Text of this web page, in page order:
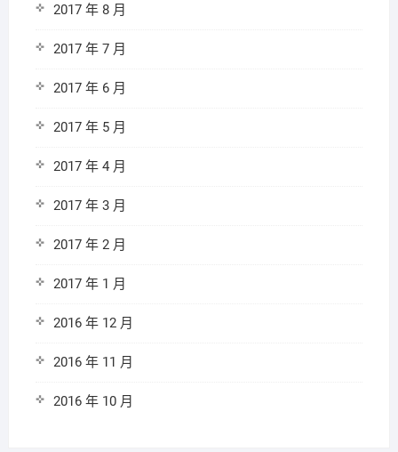
2017 年 8 月
2017 年 7 月
2017 年 6 月
2017 年 5 月
2017 年 4 月
2017 年 3 月
2017 年 2 月
2017 年 1 月
2016 年 12 月
2016 年 11 月
2016 年 10 月